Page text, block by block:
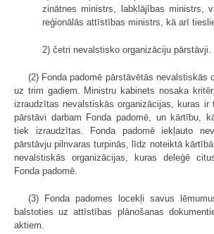
zinātnes ministrs, labklājības ministrs,
reģionālās attīstības ministrs, kā arī
2) četri nevalstisko organizāciju pārstāvji.
(2) Fonda padomē pārstāvētās nevalstiskās
uz trim gadiem. Ministru kabinets nosaka
izraudzītas nevalstiskās organizācijas, kuras ir
pārstāvi darbam Fonda padomē, un kārtību,
tiek izraudzītas. Fonda padomē iekļauto
pārstāvju pilnvaras turpinās, līdz noteiktā
nevalstiskās organizācijas, kuras deleģē
Fonda padomē.
(3) Fonda padomes locekļi savus
balstoties uz attīstības plānošanas
aktiem.